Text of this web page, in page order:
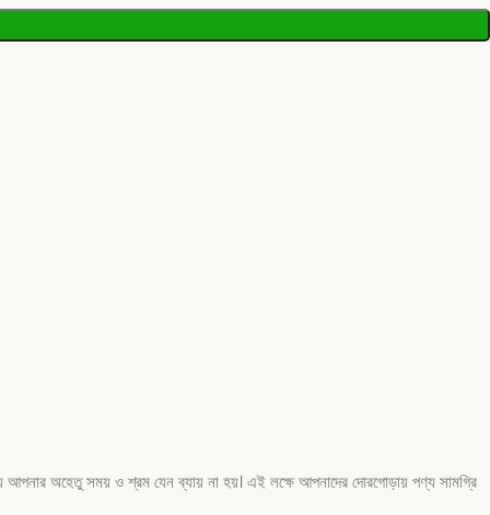
অহেতু সময় ও শ্রম যেন ব্যায় না হয়। এই লক্ষে আপনাদের দোরগোড়ায় পণ্য সামগ্রি